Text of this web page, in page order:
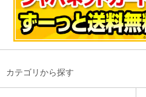
カテゴリから探す